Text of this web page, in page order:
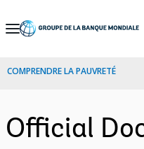
Skip
Navigation
COMPRENDRE LA PAUVRETÉ
Official